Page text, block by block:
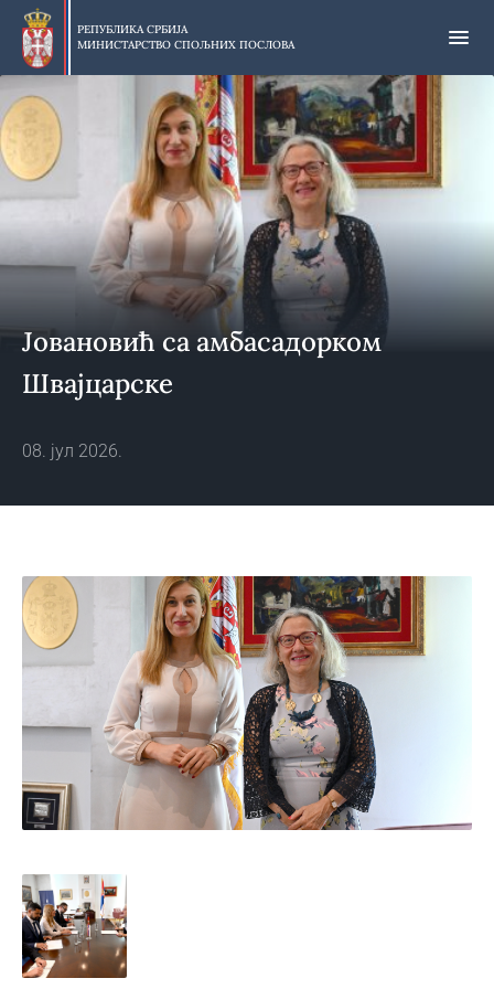
Прескочи
главни
део
садржаја
РЕПУБЛИКА СРБИЈА
МИНИСТАРСТВО СПОЉНИХ ПОСЛОВА
Јовановић са амбасадорком
Швајцарске
08. јул 2026.